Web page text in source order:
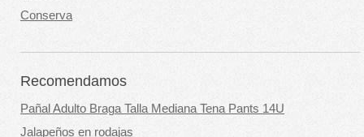
Conserva
Recomendamos
Pañal Adulto Braga Talla Mediana Tena Pants 14U
Jalapeños en rodajas